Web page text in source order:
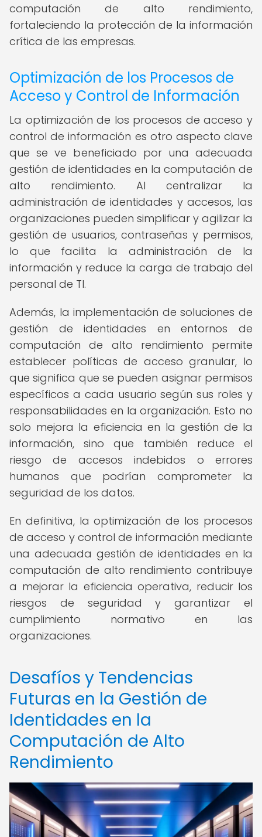
computación de alto rendimiento,
fortaleciendo la protección de la información
crítica de las empresas.
Optimización de los Procesos de
Acceso y Control de Información
La optimización de los procesos de acceso y
control de información es otro aspecto clave
que se ve beneficiado por una adecuada
gestión de identidades en la computación de
alto rendimiento. Al centralizar la
administración de identidades y accesos, las
organizaciones pueden simplificar y agilizar la
gestión de usuarios, contraseñas y permisos,
lo que facilita la administración de la
información y reduce la carga de trabajo del
personal de TI.
Además, la implementación de soluciones de
gestión de identidades en entornos de
computación de alto rendimiento permite
establecer políticas de acceso granular, lo
que significa que se pueden asignar permisos
específicos a cada usuario según sus roles y
responsabilidades en la organización. Esto no
solo mejora la eficiencia en la gestión de la
información, sino que también reduce el
riesgo de accesos indebidos o errores
humanos que podrían comprometer la
seguridad de los datos.
En definitiva, la optimización de los procesos
de acceso y control de información mediante
una adecuada gestión de identidades en la
computación de alto rendimiento contribuye
a mejorar la eficiencia operativa, reducir los
riesgos de seguridad y garantizar el
cumplimiento normativo en las
organizaciones.
Desafíos y Tendencias
Futuras en la Gestión de
Identidades en la
Computación de Alto
Rendimiento